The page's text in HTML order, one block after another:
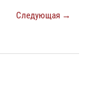
Следующая →